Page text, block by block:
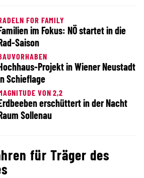
FOR FAMILY
im Fokus: NÖ startet in die
Saison
Projekt in Wiener Neustadt
Schieflage
VON 2,2
erschüttert in der Nacht
Sollenau
für Träger des